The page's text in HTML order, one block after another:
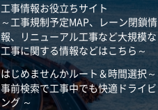
工事情報お役立ちサイト
～工事規制予定MAP、レーン閉鎖情
報、リニューアル工事など大規模な
工事に関する情報などはこちら～
はじめませんかルート＆時間選択～
事前検索で工事中でも快適ドライビ
ング ～